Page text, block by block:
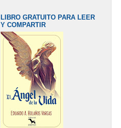
LIBRO GRATUITO PARA LEER
Y COMPARTIR